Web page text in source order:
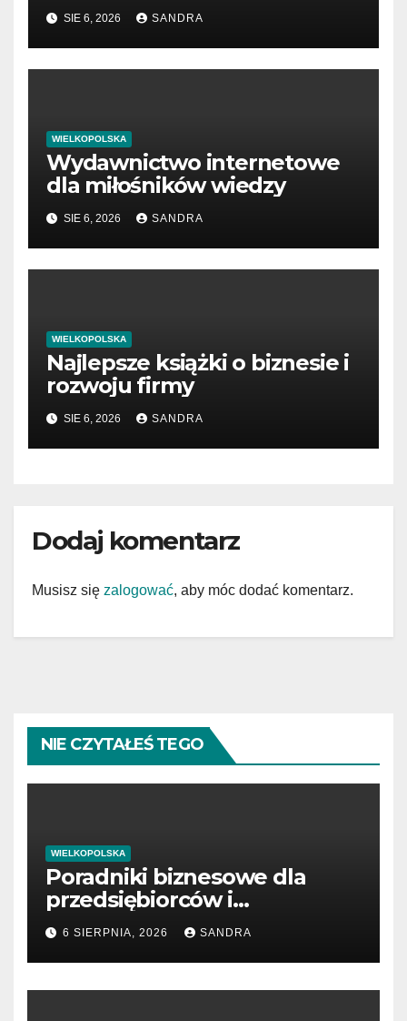
menedżerów
SIE 6, 2026 SANDRA
WIELKOPOLSKA
Wydawnictwo internetowe
dla miłośników wiedzy
SIE 6, 2026 SANDRA
WIELKOPOLSKA
Najlepsze książki o biznesie i
rozwoju firmy
SIE 6, 2026 SANDRA
Dodaj komentarz
Musisz się zalogować, aby móc dodać komentarz.
NIE CZYTAŁEŚ TEGO
WIELKOPOLSKA
Poradniki biznesowe dla
przedsiębiorców i
menedżerów
6 SIERPNIA, 2026 SANDRA